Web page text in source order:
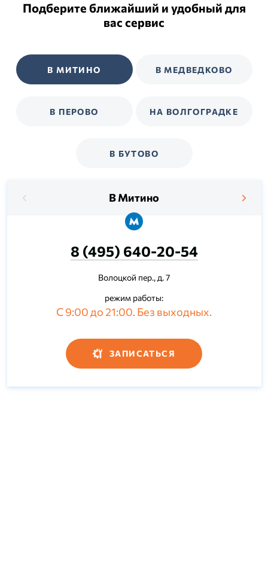
Подберите ближайший и удобный для
вас сервис
В МИТИНО В МЕДВЕДКОВО
В ПЕРОВО НА ВОЛГОГРАДКЕ
В БУТОВО
В Митино
8 (495) 640-20-54
Волоцкой пер., д. 7
режим работы:
С 9:00 до 21:00. Без выходных.
ЗАПИСАТЬСЯ